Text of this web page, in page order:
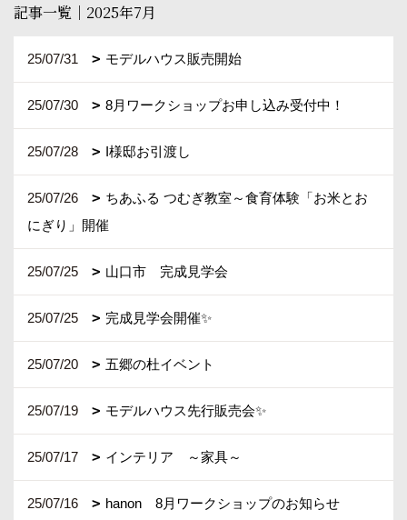
記事一覧｜2025年7月
25/07/31 モデルハウス販売開始
25/07/30 8月ワークショップお申し込み受付中！
25/07/28 I様邸お引渡し
25/07/26
ちあふる つむぎ教室～食育体験「お米とお
にぎり」開催
25/07/25 山口市 完成見学会
25/07/25 完成見学会開催✨
25/07/20 五郷の杜イベント
25/07/19 モデルハウス先行販売会✨
25/07/17 インテリア ～家具～
25/07/16 hanon 8月ワークショップのお知らせ